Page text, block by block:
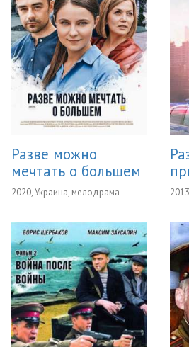
Разве можно
мечтать о большем
2020, Украина, мелодрама